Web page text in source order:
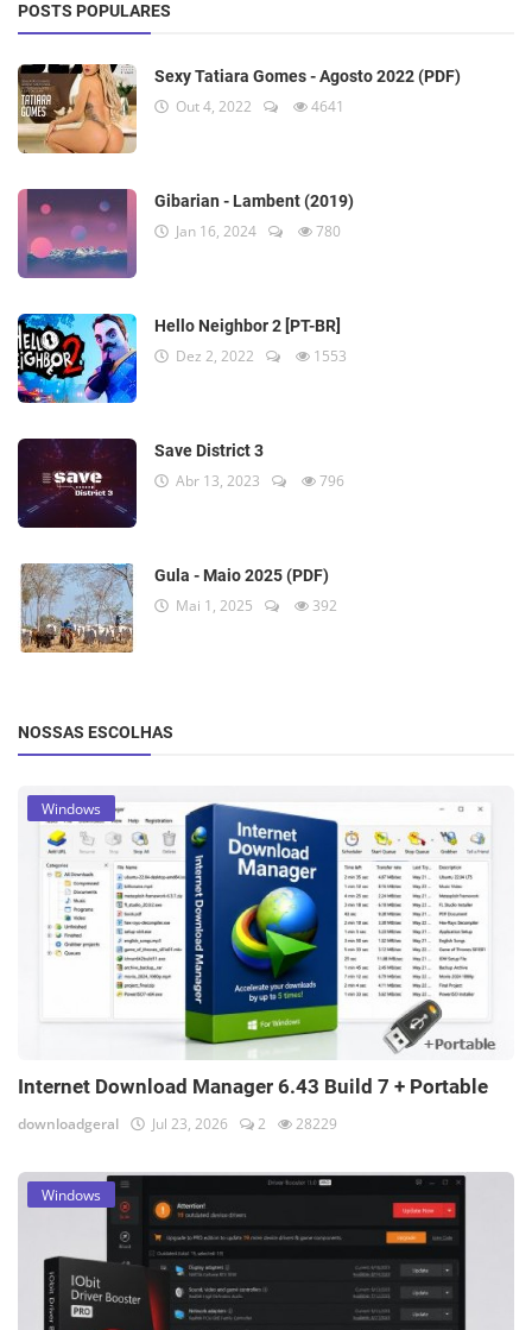
POSTS POPULARES
Sexy Tatiara Gomes - Agosto 2022 (PDF)
Out 4, 2022 4641
Gibarian - Lambent (2019)
Jan 16, 2024 780
Hello Neighbor 2 [PT-BR]
Dez 2, 2022 1553
Save District 3
Abr 13, 2023 796
Gula - Maio 2025 (PDF)
Mai 1, 2025 392
NOSSAS ESCOLHAS
Windows
Internet Download Manager 6.43 Build 7 + Portable
downloadgeral Jul 23, 2026 2 28229
Windows